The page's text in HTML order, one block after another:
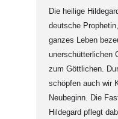
Die heilige
deutsche
ganzes Leben
unerschütterlichen
zum Göttlichen.
schöpfen auch wir
Neubeginn. Die
Hildegard pflegt